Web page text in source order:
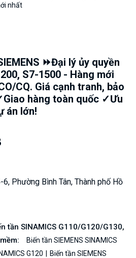
nhất
⏩Đại lý ủy quyền
S7-1500 - Hàng mới
CQ. Giá cạnh tranh, bảo
hàng toàn quốc ✓Ưu
án lớn!
Phường Bình Tân, Thành phố Hồ
tần SINAMICS G110/G120/G130,
Biến tần SIEMENS SINAMICS
G120
Biến tần SIEMENS